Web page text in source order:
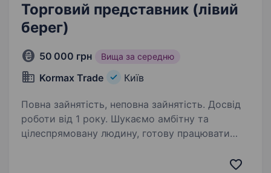
Торговий представник (лівий
берег)
50 000 грн Вища за середню
Kormax Trade Київ
Повна зайнятість, неповна зайнятість. Досвід
роботи від 1 року. Шукаємо амбітну та
цілеспрямовану людину, готову працювати
продажів. Приєднуйтесь до нашої команди,